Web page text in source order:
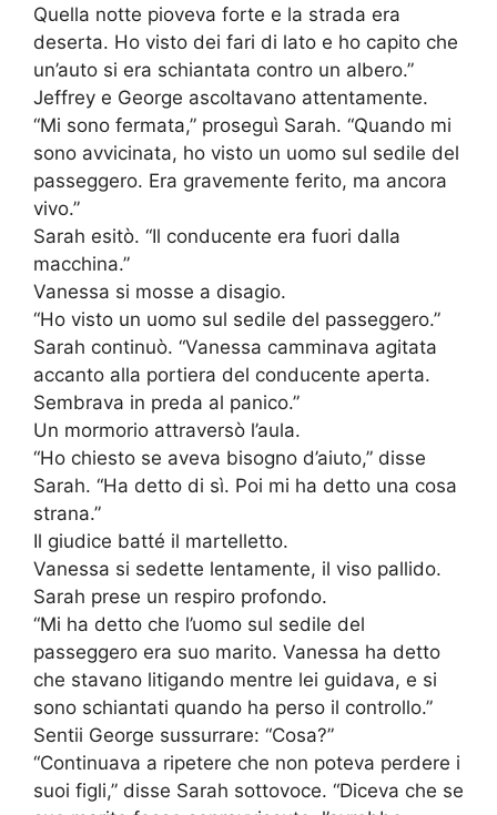
Quella notte pioveva forte e la strada era
deserta. Ho visto dei fari di lato e ho capito che
un’auto si era schiantata contro un albero.”
Jeffrey e George ascoltavano attentamente.
“Mi sono fermata,” proseguì Sarah. “Quando mi
sono avvicinata, ho visto un uomo sul sedile del
passeggero. Era gravemente ferito, ma ancora
vivo.”
Sarah esitò. “Il conducente era fuori dalla
macchina.”
Vanessa si mosse a disagio.
“Ho visto un uomo sul sedile del passeggero.”
Sarah continuò. “Vanessa camminava agitata
accanto alla portiera del conducente aperta.
Sembrava in preda al panico.”
Un mormorio attraversò l’aula.
“Ho chiesto se aveva bisogno d’aiuto,” disse
Sarah. “Ha detto di sì. Poi mi ha detto una cosa
strana.”
Il giudice batté il martelletto.
Vanessa si sedette lentamente, il viso pallido.
Sarah prese un respiro profondo.
“Mi ha detto che l’uomo sul sedile del
passeggero era suo marito. Vanessa ha detto
che stavano litigando mentre lei guidava, e si
sono schiantati quando ha perso il controllo.”
Sentii George sussurrare: “Cosa?”
“Continuava a ripetere che non poteva perdere i
suoi figli,” disse Sarah sottovoce. “Diceva che se